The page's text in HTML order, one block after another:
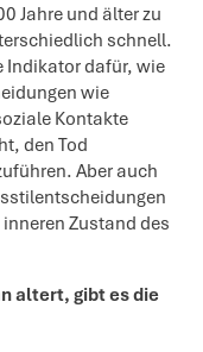
Jahre und älter zu
schnell.
Indikator dafür, wie
wie
Kontakte
den Tod
Aber auch
Zustand des
altert, gibt es die